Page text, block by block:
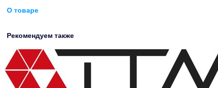
О товаре
Рекомендуем также